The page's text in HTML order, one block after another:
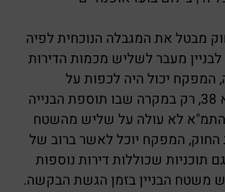
מבטל את המגבלה הנוכחית לפיה
לבניין מעבר לשליש מכמות הדירות
המפקח יכול היה לכפות על
הסרבנים תוכנית תמ"א 38, רק במקרה שבו תוספת הבנייה
התמ"א לא עולה על שליש מהשטח
המפקח יוכל לאשר ברוב של
תוכניות שכוללות דירות נוספות
משטח הבניין בזמן הגשת הבקשה.